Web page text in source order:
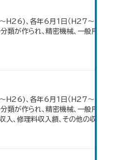
H26)、各年6月1日（H27～）・平成23年
が作られ、精密機械、一般用機械の分類は
H26)、各年6月1日（H27～）・平成23年
が作られ、精密機械、一般用機械の分類は
、修理料収入額、その他の収入額の合計。...